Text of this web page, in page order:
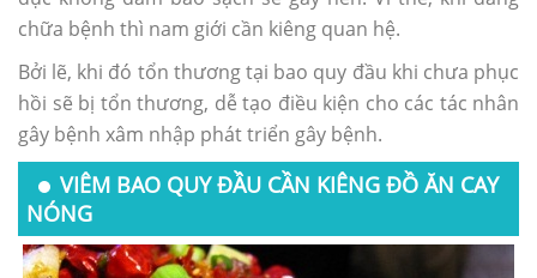
chữa bệnh thì nam giới cần kiêng quan hệ.
Bởi lẽ, khi đó tổn thương tại bao quy đầu khi chưa phục
hồi sẽ bị tổn thương, dễ tạo điều kiện cho các tác nhân
gây bệnh xâm nhập phát triển gây bệnh.
VIÊM BAO QUY ĐẦU CẦN KIÊNG ĐỒ ĂN CAY
NÓNG